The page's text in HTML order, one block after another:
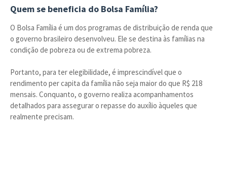
Quem se beneficia do Bolsa Família?
O Bolsa Família é um dos programas de distribuição de renda que
o governo brasileiro desenvolveu. Ele se destina às famílias na
condição de pobreza ou de extrema pobreza.
Portanto, para ter elegibilidade, é imprescindível que o
rendimento per capita da família não seja maior do que R$ 218
mensais. Conquanto, o governo realiza acompanhamentos
detalhados para assegurar o repasse do auxílio àqueles que
realmente precisam.